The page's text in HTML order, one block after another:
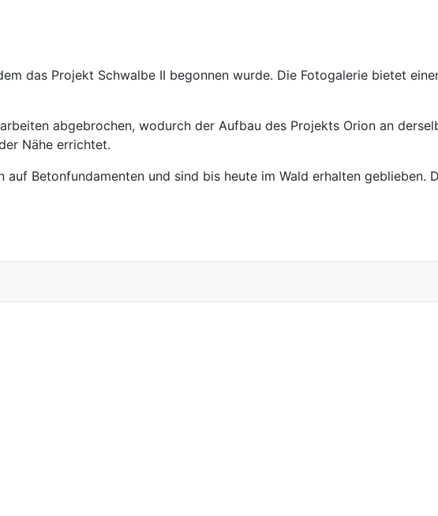
das Projekt Schwalbe II begonnen wurde. Die Fotogalerie bietet
abgebrochen, wodurch der Aufbau des Projekts Orion an
Nähe errichtet.
Betonfundamenten und sind bis heute im Wald erhalten geblieben.